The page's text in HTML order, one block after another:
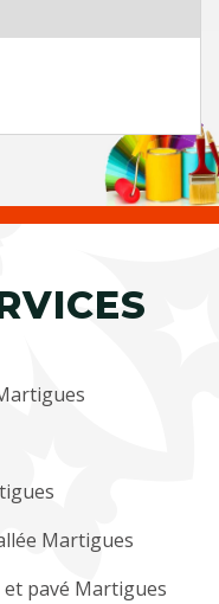
Martigues
pavé Martigues